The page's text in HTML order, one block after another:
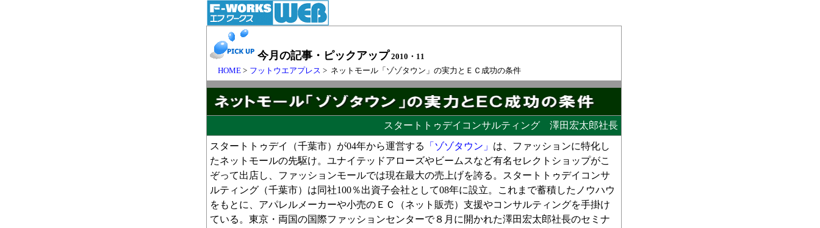
今月の記事・ピックアップ 2010・11
HOME> フットウエアプレス > ネットモール「ゾゾタウン」の実力とＥＣ成功の条件
スタートトゥデイコンサルティング 澤田宏太郎社長
スタートトゥデイ（千葉市）が04年から運営する 「ゾゾタウン」 は、ファッションに特化し
たネットモールの先駆け。ユナイテッドアローズやビームスなど有名セレクトショップがこ
ぞって出店し、ファッションモールでは現在最大の売上げを誇る。スタートトゥデイコンサ
ルティング（千葉市）は同社100％出資子会社として08年に設立。これまで蓄積したノウハウ
をもとに、アパレルメーカーや小売のＥＣ（ネット販売）支援やコンサルティングを手掛け
ている。東京・両国の国際ファッションセンターで８月に開かれた澤田宏太郎社長のセミナ